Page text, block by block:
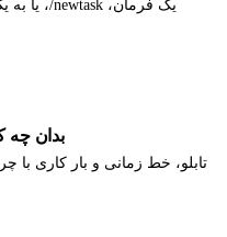
بدان چه
تابلو، خط زمانی و بار کاری با